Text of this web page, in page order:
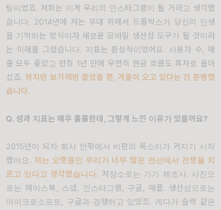
팀이었죠. 저희는 이게 우리의 인스타그램이 될 거라고 생각했
습니다. 2014년에 저는 무대 위에서 드롭박스가 당신의 인생
을 기억하는 방식이자 새로운 모바일 생산성 도구가 될 것이라
는 미래를 그렸습니다. 지표는 환상적이었어요. 사용자 수, 매
출 모두 좋았고 런칭 1 년 만에 우연히 현금 흐름도 흑자로 돌아
섰죠.하지만 보기에만 좋았을 뿐, 겨울이 오고 있다는 건 분명했
습니다.
Q. 성과 지표는 매우 훌륭한데 , 그렇게 느낀 이유가 있을까요?
2015년이 되자 회사 안팎에서 비판의 목소리가 커지기 시작
했어요 . 저는 오랫동안 우리가 너무 많은 전선에서 전쟁을 치
르고 있다고 생각했습니다. 저장소로는 기기 제조사. 사진으
로는 페이스북 , 스냅 , 인스타그램 , 구글, 애플. 생산성으로는
마이크로소프트, 구글과 경쟁하고 있었죠. 게다가 슬랙 같은